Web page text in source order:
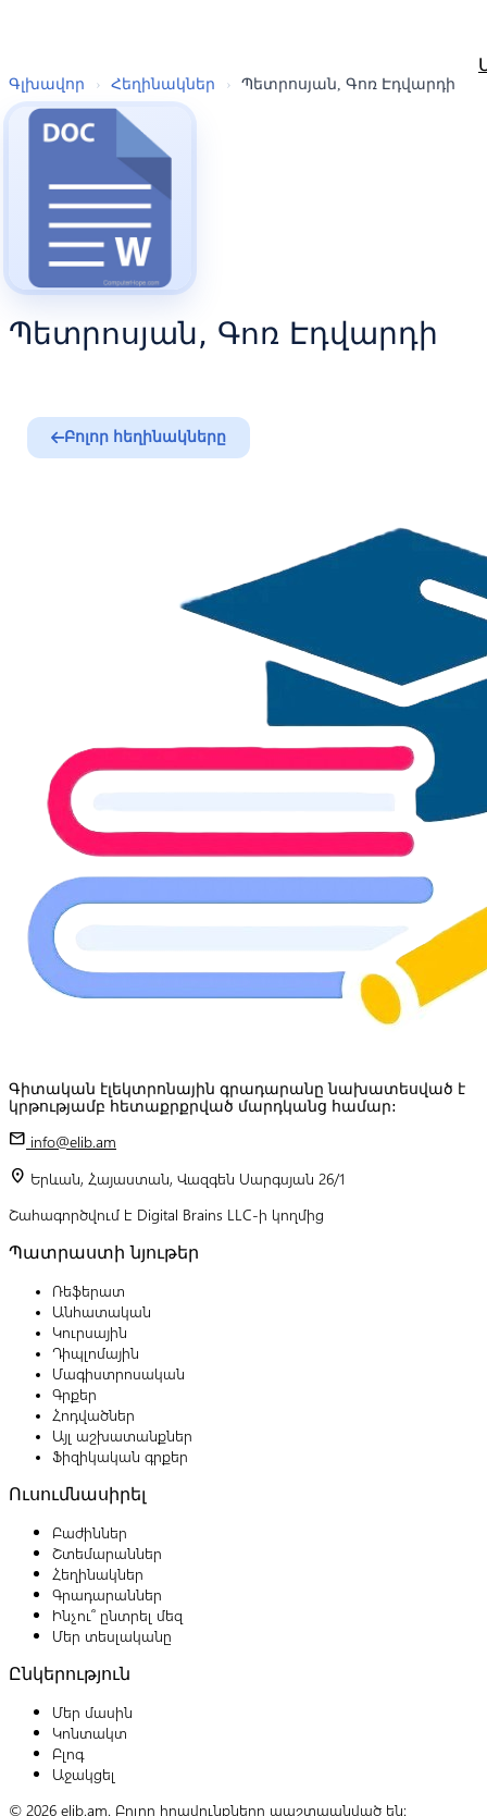
Գլխավոր › Հեղինակներ › Պետրոսյան, Գոռ Էդվարդի
Պետրոսյան, Գոռ Էդվարդի
Բոլոր հեղինակները
Գիտական էլեկտրոնային գրադարանը նախատեսված է
կրթությամբ հետաքրքրված մարդկանց համար:
mail info@elib.am
location_on Երևան, Հայաստան, Վազգեն Սարգսյան 26/1
Շահագործվում է Digital Brains LLC-ի կողմից
Պատրաստի նյութեր
Ռեֆերատ
Անհատական
Կուրսային
Դիպլոմային
Մագիստրոսական
Գրքեր
Հոդվածներ
Այլ աշխատանքներ
Ֆիզիկական գրքեր
Ուսումնասիրել
Բաժիններ
Շտեմարաններ
Հեղինակներ
Գրադարաններ
Ինչու՞ ընտրել մեզ
Մեր տեսլականը
Ընկերություն
Մեր մասին
Կոնտակտ
Բլոգ
Աջակցել
© 2026 elib.am. Բոլոր իրավունքները պաշտպանված են: